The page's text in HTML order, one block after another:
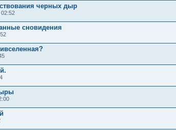
черных дыр
сновидения